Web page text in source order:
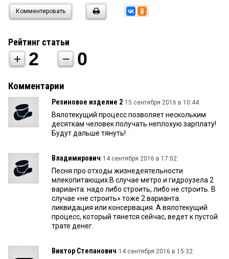
Комментировать
Рейтинг статьи
2 0
Комментарии
Резиновое изделие 2 15 сентября 2016 в 10:44:
Вялотекущий процесс позволяет нескольким
десяткам человек получать неплохую зарплату!
Будут дальше тянуть!
Владимирович 14 сентября 2016 в 17:02:
Песня про отходы жизнедеятельности
млекопитающих.В случае метро и гидроузела 2
варианта: надо либо строить, либо не строить. В
случае «не строить» тоже 2 варианта:
ликвидация или консервация. А вялотекущий
процесс, который тянется сейчас, ведет к пустой
трате денег.
Виктор Степанович 14 сентября 2016 в 15:32: